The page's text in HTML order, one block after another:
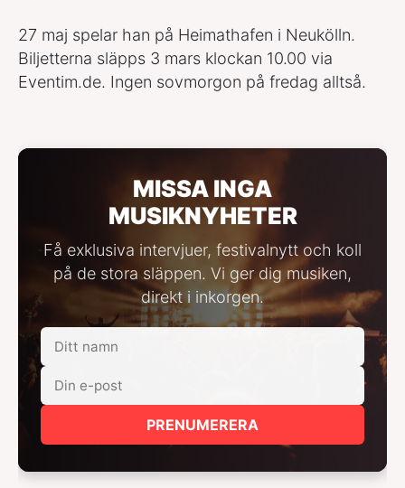
27 maj spelar han på Heimathafen i Neukölln.
Biljetterna släpps 3 mars klockan 10.00 via
Eventim.de. Ingen sovmorgon på fredag alltså.
MISSA INGA
MUSIKNYHETER
Få exklusiva intervjuer, festivalnytt och koll
på de stora släppen. Vi ger dig musiken,
direkt i inkorgen.
PRENUMERERA